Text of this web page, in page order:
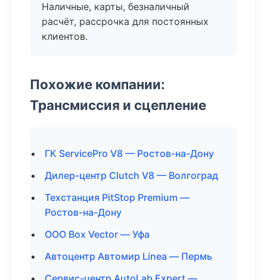
Наличные, карты, безналичный
расчёт, рассрочка для постоянных
клиентов.
Похожие компании:
Трансмиссия и сцепление
ГК ServicePro V8 — Ростов-на-Дону
Дилер-центр Clutch V8 — Волгоград
Техстанция PitStop Premium —
Ростов-на-Дону
ООО Box Vector — Уфа
Автоцентр Автомир Linea — Пермь